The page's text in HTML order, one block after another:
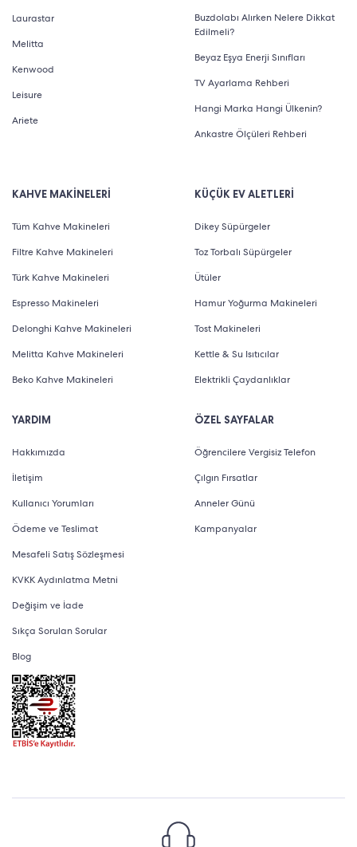
Laurastar
Melitta
Kenwood
Leisure
Ariete
Buzdolabı Alırken Nelere Dikkat
Edilmeli?
Beyaz Eşya Enerji Sınıfları
TV Ayarlama Rehberi
Hangi Marka Hangi Ülkenin?
Ankastre Ölçüleri Rehberi
KAHVE MAKİNELERİ
Tüm Kahve Makineleri
Filtre Kahve Makineleri
Türk Kahve Makineleri
Espresso Makineleri
Delonghi Kahve Makineleri
Melitta Kahve Makineleri
Beko Kahve Makineleri
YARDIM
Hakkımızda
İletişim
Kullanıcı Yorumları
Ödeme ve Teslimat
Mesafeli Satış Sözleşmesi
KVKK Aydınlatma Metni
Değişim ve İade
Sıkça Sorulan Sorular
Blog
KÜÇÜK EV ALETLERİ
Dikey Süpürgeler
Toz Torbalı Süpürgeler
Ütüler
Hamur Yoğurma Makineleri
Tost Makineleri
Kettle & Su Isıtıcılar
Elektrikli Çaydanlıklar
ÖZEL SAYFALAR
Öğrencilere Vergisiz Telefon
Çılgın Fırsatlar
Anneler Günü
Kampanyalar